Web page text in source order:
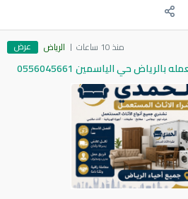
منذ 10 ساعات الرياض عرض
حي الياسمين 0556045661